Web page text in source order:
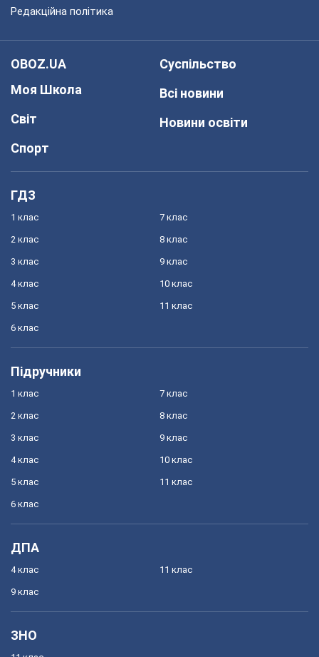
Редакційна політика
OBOZ.UA
Моя Школа
Світ
Спорт
Суспільство
Всі новини
Новини освіти
ГДЗ
1 клас
2 клас
3 клас
4 клас
5 клас
6 клас
7 клас
8 клас
9 клас
10 клас
11 клас
Підручники
1 клас
2 клас
3 клас
4 клас
5 клас
6 клас
7 клас
8 клас
9 клас
10 клас
11 клас
ДПА
4 клас
9 клас
11 клас
ЗНО